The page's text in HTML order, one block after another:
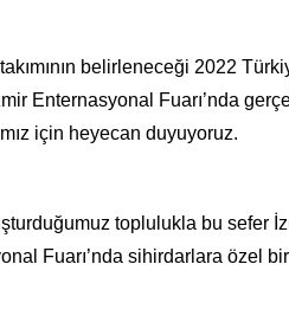
belirleneceği 2022
Enternasyonal Fuarı’nda
için heyecan duyuyoruz.
toplulukla bu sefer
Fuarı’nda sihirdarlara özel